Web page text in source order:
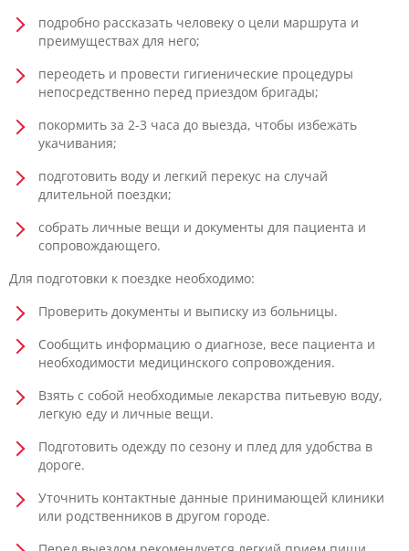
подробно рассказать человеку о цели маршрута и
преимуществах для него;
переодеть и провести гигиенические процедуры
непосредственно перед приездом бригады;
покормить за 2-3 часа до выезда, чтобы избежать
укачивания;
подготовить воду и легкий перекус на случай
длительной поездки;
собрать личные вещи и документы для пациента и
сопровождающего.
Для подготовки к поездке необходимо:
Проверить документы и выписку из больницы.
Сообщить информацию о диагнозе, весе пациента и
необходимости медицинского сопровождения.
Взять с собой необходимые лекарства питьевую воду,
легкую еду и личные вещи.
Подготовить одежду по сезону и плед для удобства в
дороге.
Уточнить контактные данные принимающей клиники
или родственников в другом городе.